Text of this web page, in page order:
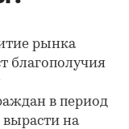
рынка
благополучия
в период
на